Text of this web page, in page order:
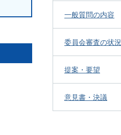
一般質問の内容
委員会審査の状況
提案・要望
意見書・決議